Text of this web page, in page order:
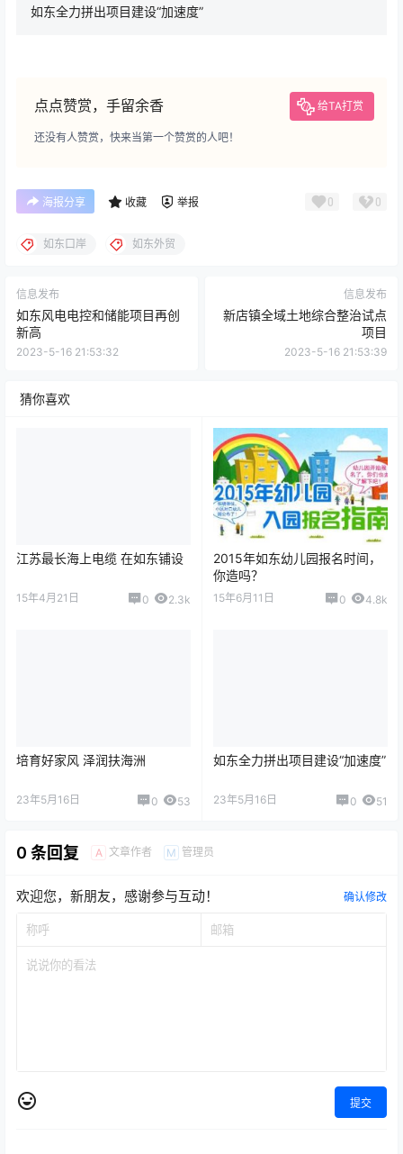
如东全力拼出项目建设“加速度”
点点赞赏，手留余香 给TA打赏
还没有人赞赏，快来当第一个赞赏的人吧！
海报分享 收藏 举报 0 0
如东口岸 如东外贸
信息发布
如东风电电控和储能项目再创
新高
2023-5-16 21:53:32
信息发布
新店镇全域土地综合整治试点
项目
2023-5-16 21:53:39
猜你喜欢
江苏最长海上电缆 在如东铺设
15年4月21日 0 2.3k
2015年如东幼儿园报名时间，
你造吗？
15年6月11日 0 4.8k
培育好家风 泽润扶海洲
23年5月16日 0 53
如东全力拼出项目建设“加速度”
23年5月16日 0 51
0 条回复 A 文章作者 M 管理员
欢迎您，新朋友，感谢参与互动！ 确认修改
提交